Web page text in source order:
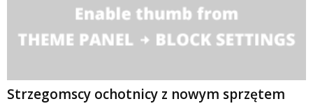
Strzegomscy ochotnicy z nowym sprzętem